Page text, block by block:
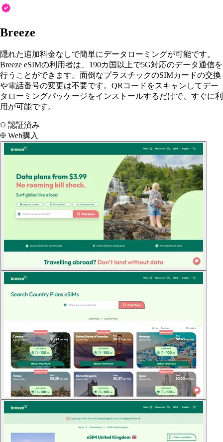
Breeze
隠れた追加料金なしで簡単にデータローミングが可能です。
Breeze eSIMの利用者は、190カ国以上で5G対応のデータ通信を
行うことができます。面倒なプラスチックのSIMカードの交換
や電話番号の変更は不要です。QRコードをスキャンしてデー
タローミングパッケージをインストールするだけで、すぐに利
用が可能です。
認証済み
Web購入